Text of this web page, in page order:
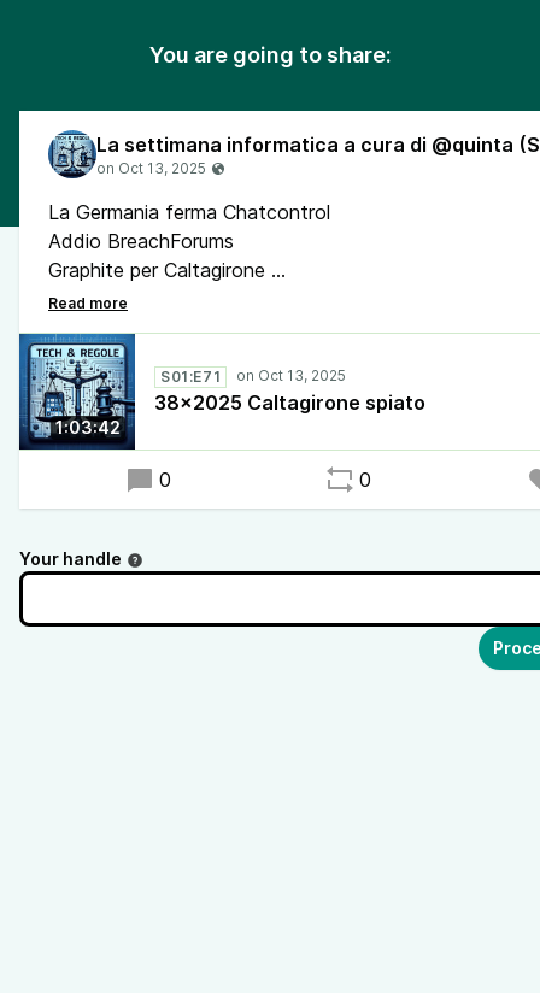
You are going to share:
La Germania ferma Chatcontrol
Addio BreachForums
Graphite per Caltagirone
La startUp della settimana - Scuter
Arriva Entry-Exit System
Dal 9 ottobre bonifico istantaneo per tutti
Indagine dei funzionari federali per Tesla
Gemini su GoogleMaps
1:03:42
S01:E71
38x2025 Caltagirone spiato
0 0
Your handle